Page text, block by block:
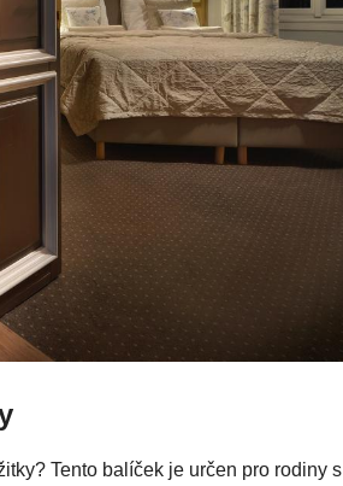
Tento balíček je určen pro rodiny s